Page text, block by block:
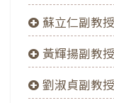
蘇立仁副教授
黃輝揚副教授
劉淑貞副教授